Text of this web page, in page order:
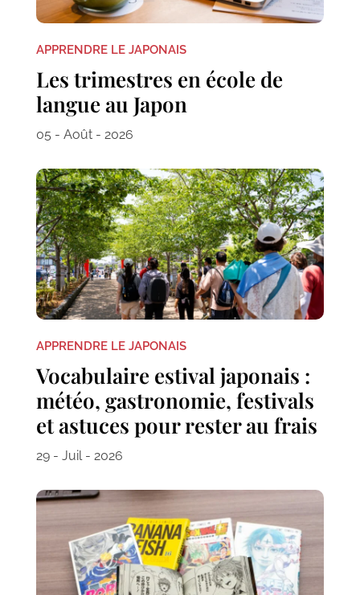
APPRENDRE LE JAPONAIS
Les trimestres en école de
langue au Japon
05 - Août - 2026
APPRENDRE LE JAPONAIS
Vocabulaire estival japonais :
météo, gastronomie, festivals
et astuces pour rester au frais
29 - Juil - 2026